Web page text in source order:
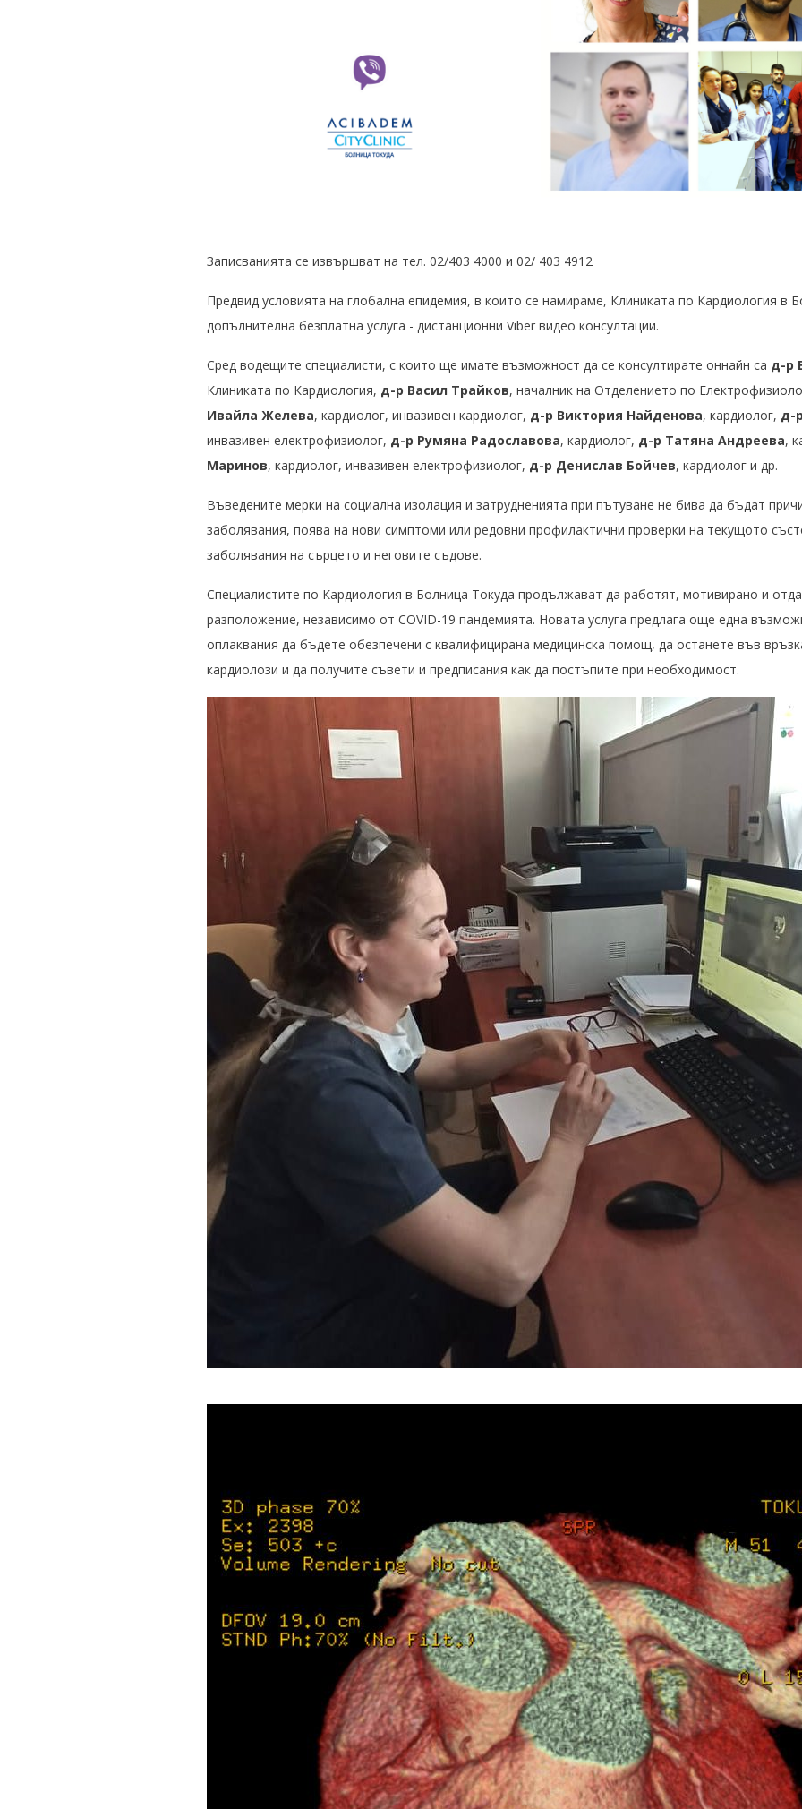
Записванията се извършват на тел. 02/403 4000 и 02/ 403 4912
Предвид условията на глобална епидемия, в които се намираме, Клиниката по Кардиология в
допълнителна безплатна услуга - дистанционни Viber видео консултации.
Сред водещите специалисти, с които ще имате възможност да се консултирате оннайн са д-р
Клиниката по Кардиология, д-р Васил Трайков, началник на Отделението по
Ивайла Желева, кардиолог, инвазивен кардиолог, д-р Виктория Найденова, кардиолог, д-р
инвазивен електрофизиолог, д-р Румяна Радославова, кардиолог, д-р Татяна Андреева,
Маринов, кардиолог, инвазивен електрофизиолог, д-р Денислав Бойчев, кардиолог и др.
Въведените мерки на социална изолация и затрудненията при пътуване не бива да бъдат
заболявания, поява на нови симптоми или редовни профилактични проверки на текущото
заболявания на сърцето и неговите съдове.
Специалистите по Кардиология в Болница Токуда продължават да работят, мотивирано и
разположение, независимо от COVID-19 пандемията. Новата услуга предлага още една
оплаквания да бъдете обезпечени с квалифицирана медицинска помощ, да останете във
кардиолози и да получите съвети и предписания как да постъпите при необходимост.